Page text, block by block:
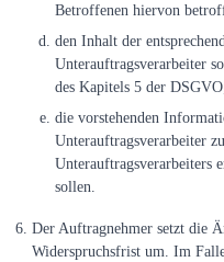
Betroffenen hiervon
den Inhalt der
Unterauftragsverarbeiter
des Kapitels 5 der
die vorstehenden
Unterauftragsverarbeiter
Unterauftragsverarbeiters
sollen.
Der Auftragnehmer setzt die
Widerspruchsfrist um. Im